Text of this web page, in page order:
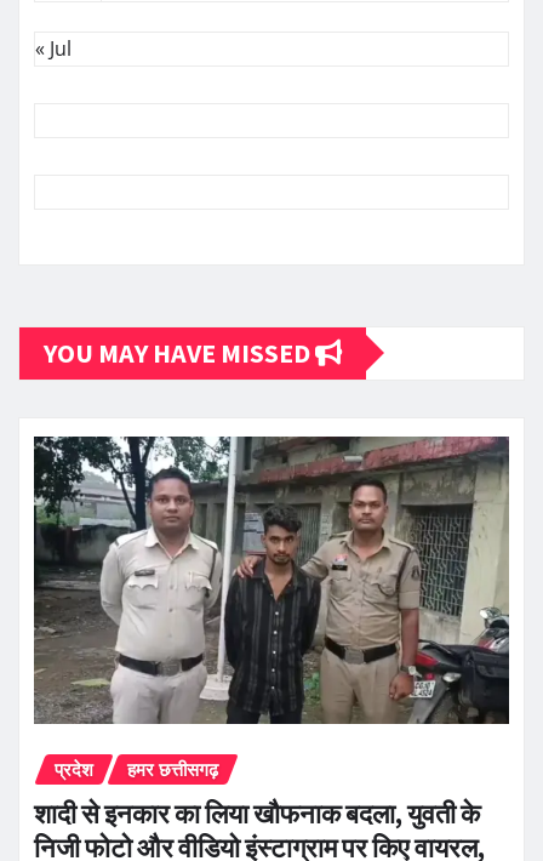
« Jul
YOU MAY HAVE MISSED
प्रदेश हमर छत्तीसगढ़
शादी से इनकार का लिया खौफनाक बदला, युवती के
निजी फोटो और वीडियो इंस्टाग्राम पर किए वायरल,